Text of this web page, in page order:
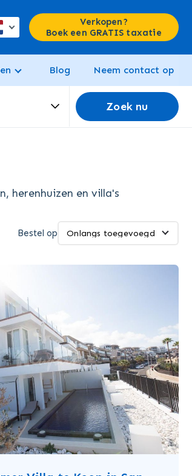
Verkopen?
Boek een GRATIS taxatie
Blog Neem contact op
Zoek nu
herenhuizen en villa's
Bestel op